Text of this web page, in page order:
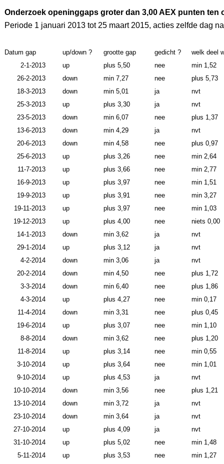
Onderzoek openinggaps groter dan 3,00 AEX punten
Periode 1 januari 2013 tot 25 maart 2015, acties zelfde dag
Datum gap up/down ? grootte gap gedicht ?
welk deel
2-1-2013
up plus 5,50 nee
min 1,52
26-2-2013
down min 7,27 nee
plus 5,73
18-3-2013
down min 5,01 ja
nvt
25-3-2013
up plus 3,30 ja
nvt
23-5-2013
down min 6,07 nee
plus 1,37
13-6-2013
down min 4,29 ja
nvt
20-6-2013
down min 4,58 nee
plus 0,97
25-6-2013
up plus 3,26 nee
min 2,64
11-7-2013
up plus 3,66 nee
min 2,77
16-9-2013
up plus 3,97 nee
min 1,51
19-9-2013
up plus 3,91 nee
min 3,27
19-11-2013
up plus 3,97 nee
min 1,03
19-12-2013
up plus 4,00 nee
niets 0,00
14-1-2013
down min 3,62 ja
nvt
29-1-2014
up plus 3,12 ja
nvt
4-2-2014
down min 3,06 ja
nvt
20-2-2014
down min 4,50 nee
plus 1,72
3-3-2014
down min 6,40 nee
plus 1,86
4-3-2014
up plus 4,27 nee
min 0,17
11-4-2014
down min 3,31 nee
plus 0,45
19-6-2014
up plus 3,07 nee
min 1,10
8-8-2014
down min 3,62 nee
plus 1,20
11-8-2014
up plus 3,14 nee
min 0,55
3-10-2014
up plus 3,64 nee
min 1,01
9-10-2014
up plus 4,53 ja
nvt
10-10-2014
down min 3,56 nee
plus 1,21
13-10-2014
down min 3,72 ja
nvt
23-10-2014
down min 3,64 ja
nvt
27-10-2014
up plus 4,09 ja
nvt
31-10-2014
up plus 5,02 nee
min 1,48
5-11-2014
up plus 3,53 nee
min 1,27